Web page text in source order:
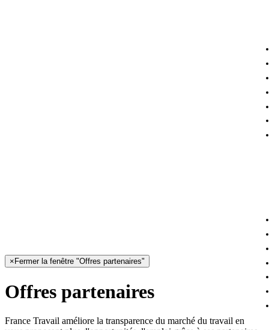
× Fermer la fenêtre "Offres partenaires"
Offres partenaires
France Travail améliore la transparence du marché du travail en